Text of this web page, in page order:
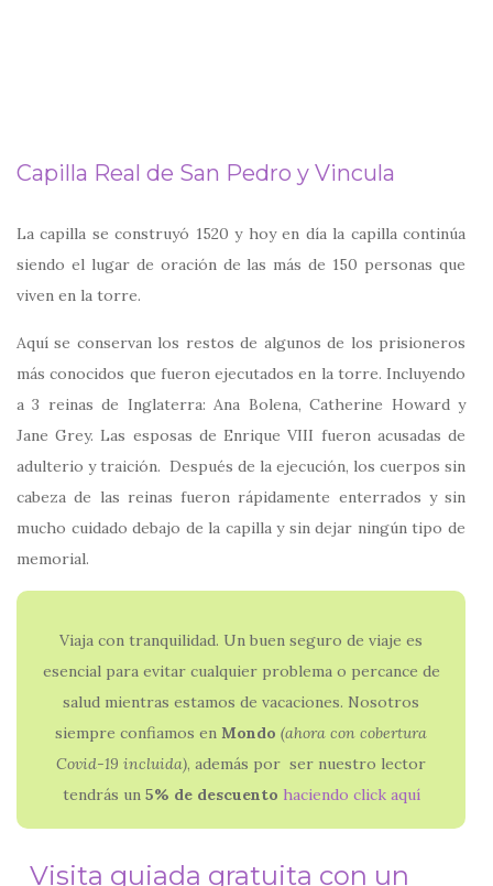
Capilla Real de San Pedro y Vincula
La capilla se construyó 1520 y hoy en día la capilla continúa
siendo el lugar de oración de las más de 150 personas que
viven en la torre.
Aquí se conservan los restos de algunos de los prisioneros
más conocidos que fueron ejecutados en la torre. Incluyendo
a 3 reinas de Inglaterra: Ana Bolena, Catherine Howard y
Jane Grey. Las esposas de Enrique VIII fueron acusadas de
adulterio y traición. Después de la ejecución, los cuerpos sin
cabeza de las reinas fueron rápidamente enterrados y sin
mucho cuidado debajo de la capilla y sin dejar ningún tipo de
memorial.
Viaja con tranquilidad. Un buen seguro de viaje es
esencial para evitar cualquier problema o percance de
salud mientras estamos de vacaciones. Nosotros
siempre confiamos en Mondo (ahora con cobertura
Covid-19 incluida), además por ser nuestro lector
tendrás un 5% de descuento haciendo click aquí
Visita guiada gratuita con un